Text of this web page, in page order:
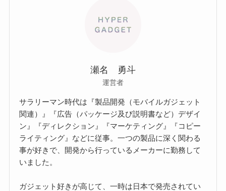
瀬名 勇斗
運営者
サラリーマン時代は『製品開発（モバイルガジェット
関連）』『広告（パッケージ及び説明書など）デザイ
ン』『ディレクション』『マーケティング』『コピー
ライティング』などに従事。一つの製品に深く関わる
事が好きで、開発から行っているメーカーに勤務して
いました。
ガジェット好きが高じて、一時は日本で発売されてい